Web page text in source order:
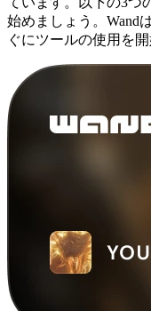
始めましょう。Wand
ぐにツールの使用を開